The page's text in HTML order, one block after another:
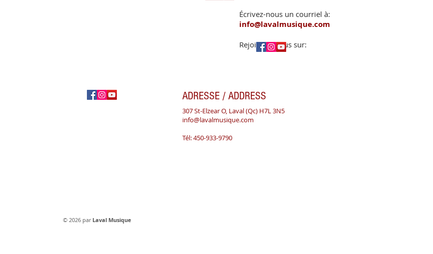
Écrivez-nous un courriel à:
info@lavalmusique.com
Rejoignez-nous sur:
ADRESSE / ADDRESS
307 St-Elzear O, Laval (Qc) H7L 3N5
info@lavalmusique.com
Tél: 450-933-9790
© 2026 par Laval Musique